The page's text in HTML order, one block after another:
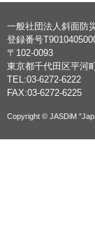
一般社団法人斜面防
登録番号
〒102-0093
東京都千代田区平河
TEL:03-6272-6222
FAX:03-6272-6225
Copyright © JASDiM